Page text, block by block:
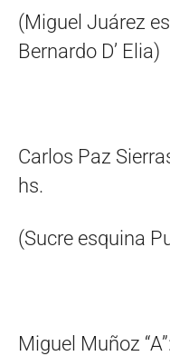
(Miguel Juárez
Bernardo D’ Elia)
Carlos Paz
hs.
(Sucre esquina
Miguel Muñoz